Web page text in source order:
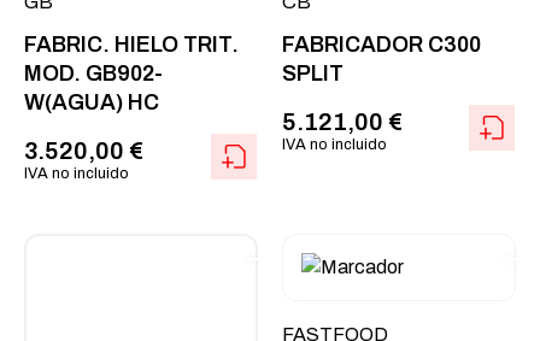
FABRIC. HIELO TRIT.
MOD. GB902-
W(AGUA) HC
3.520,00 €
IVA no incluido
FABRICADOR C300
SPLIT
5.121,00 €
IVA no incluido
FASTFOOD